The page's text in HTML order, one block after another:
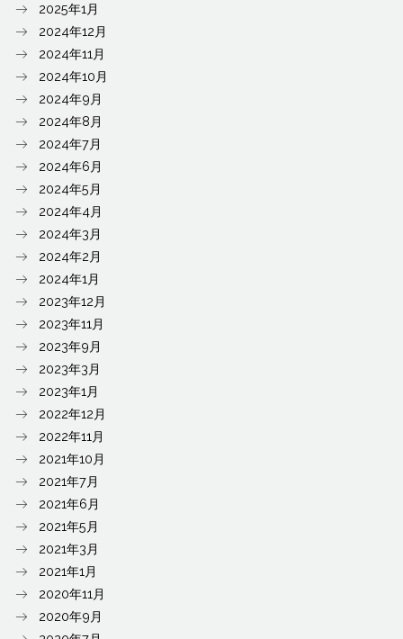
2025年1月
2024年12月
2024年11月
2024年10月
2024年9月
2024年8月
2024年7月
2024年6月
2024年5月
2024年4月
2024年3月
2024年2月
2024年1月
2023年12月
2023年11月
2023年9月
2023年3月
2023年1月
2022年12月
2022年11月
2021年10月
2021年7月
2021年6月
2021年5月
2021年3月
2021年1月
2020年11月
2020年9月